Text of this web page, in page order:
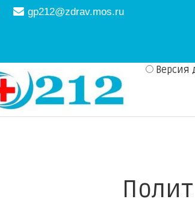
gp212@zdrav.mos.ru
Версия